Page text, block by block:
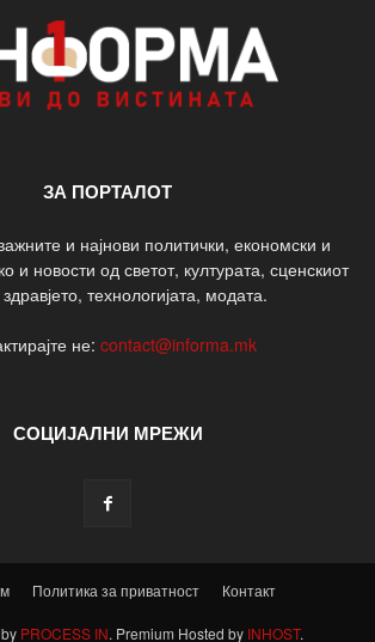
ЗА ПОРТАЛОТ
и најнови политички, економски и
и новости од светот, културата, сценскиот
технологијата, модата.
не: contact@informa.mk
СОЦИЈАЛНИ МРЕЖИ
Политика за приватност Контакт
PROCESS IN. Premium Hosted by INHOST.